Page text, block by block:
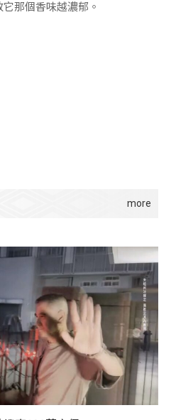
那個香味越濃郁。